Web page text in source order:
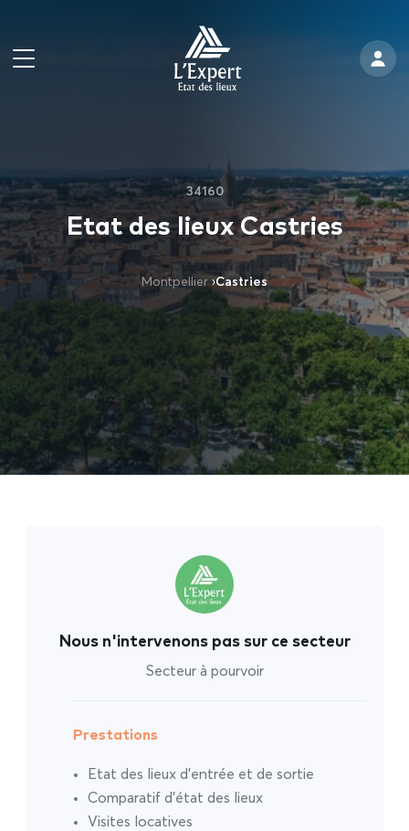
34160
Etat des lieux Castries
Montpellier ›Castries
Nous n'intervenons pas sur ce secteur
Secteur à pourvoir
Prestations
Etat des lieux d’entrée et de sortie
Comparatif d’état des lieux
Visites locatives